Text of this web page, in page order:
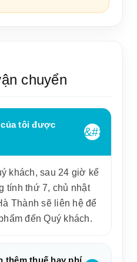
chuyển
tôi được
khách, sau 24 giờ kể
tính thứ 7, chủ nhật
Thành sẽ liên hệ để
đến Quý khách.
thêm thuế hay phí